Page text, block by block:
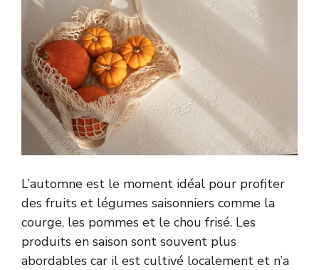
L’automne est le moment idéal pour profiter
des fruits et légumes saisonniers comme la
courge, les pommes et le chou frisé. Les
produits en saison sont souvent plus
abordables car il est cultivé localement et n’a